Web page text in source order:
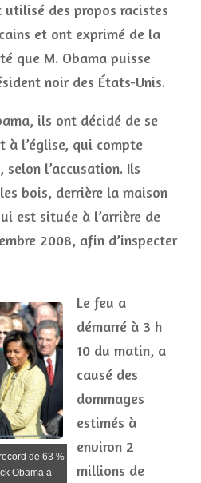
des propos racistes
et ont exprimé de la
que M. Obama puisse
noir des États-Unis.
ils ont décidé de se
à l’église, qui compte
selon l’accusation. Ils
bois, derrière la maison
est située à l’arrière de
2008, afin d’inspecter
de 63 %
Obama a
Le feu a
démarré à 3 h
10 du matin, a
causé des
dommages
estimés à
environ 2
millions de